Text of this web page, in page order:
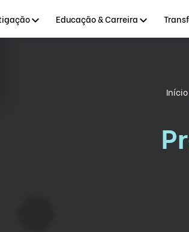
Educação & Carreira
Início